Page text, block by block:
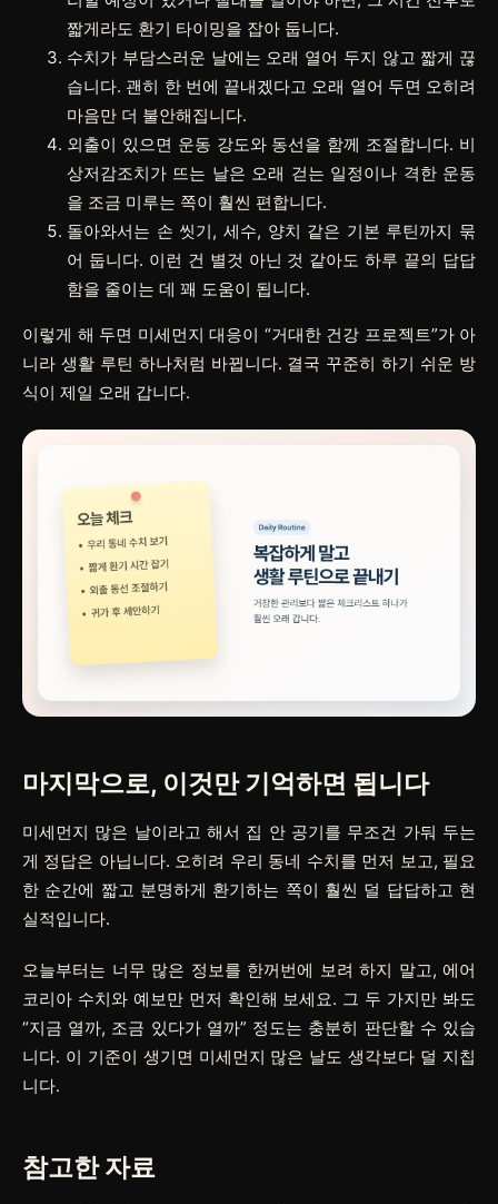
짧게라도 환기 타이밍을 잡아 둡니다.
수치가 부담스러운 날에는 오래 열어 두지 않고 짧게 끊
습니다. 괜히 한 번에 끝내겠다고 오래 열어 두면 오히려
마음만 더 불안해집니다.
외출이 있으면 운동 강도와 동선을 함께 조절합니다. 비
상저감조치가 뜨는 날은 오래 걷는 일정이나 격한 운동
을 조금 미루는 쪽이 훨씬 편합니다.
돌아와서는 손 씻기, 세수, 양치 같은 기본 루틴까지 묶
어 둡니다. 이런 건 별것 아닌 것 같아도 하루 끝의 답답
함을 줄이는 데 꽤 도움이 됩니다.
이렇게 해 두면 미세먼지 대응이 “거대한 건강 프로젝트”가 아
니라 생활 루틴 하나처럼 바뀝니다. 결국 꾸준히 하기 쉬운 방
식이 제일 오래 갑니다.
마지막으로, 이것만 기억하면 됩니다
미세먼지 많은 날이라고 해서 집 안 공기를 무조건 가둬 두는
게 정답은 아닙니다. 오히려 우리 동네 수치를 먼저 보고, 필요
한 순간에 짧고 분명하게 환기하는 쪽이 훨씬 덜 답답하고 현
실적입니다.
오늘부터는 너무 많은 정보를 한꺼번에 보려 하지 말고, 에어
코리아 수치와 예보만 먼저 확인해 보세요. 그 두 가지만 봐도
“지금 열까, 조금 있다가 열까” 정도는 충분히 판단할 수 있습
니다. 이 기준이 생기면 미세먼지 많은 날도 생각보다 덜 지칩
니다.
참고한 자료